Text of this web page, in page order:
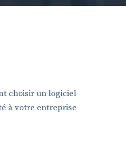
choisir un logiciel
à votre entreprise